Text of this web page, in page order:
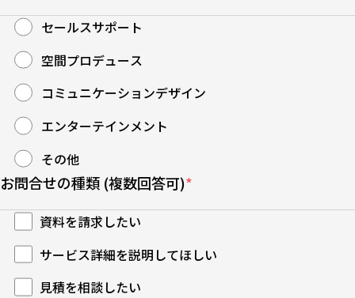
セールスサポート
空間プロデュース
コミュニケーションデザイン
エンターテインメント
その他
お問合せの種類 (複数回答可)*
資料を請求したい
サービス詳細を説明してほしい
見積を相談したい